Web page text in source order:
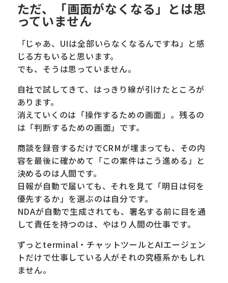
ただ、「画面がなくなる」とは思
っていません
「じゃあ、UIは全部いらなくなるんですね」と感
じる方もいると思います。
でも、そうは思っていません。
自社で試してきて、はっきり線が引けたところが
あります。
消えていくのは「操作するための画面」。残るの
は「判断するための画面」です。
商談を録音するだけでCRMが埋まっても、その内
容を最後に確かめて「この案件はこう進める」と
決めるのは人間です。
日報が自動で届いても、それを見て「明日は何を
優先するか」を選ぶのは自分です。
NDAが自動で生成されても、署名する前に目を通
して責任を持つのは、やはり人間の仕事です。
ずっとterminal・チャットツールとAIエージェン
トだけで仕事している人がそれの究極系かもしれ
ません。